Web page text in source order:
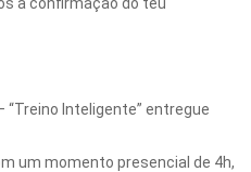
– “Treino Inteligente” entregue
um momento presencial de 4h,